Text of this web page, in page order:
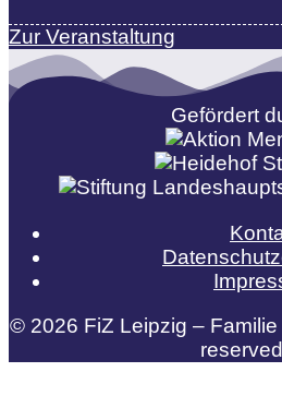
Zur Veranstaltung
Gefördert
© 2026 FiZ Leipzig – Familie